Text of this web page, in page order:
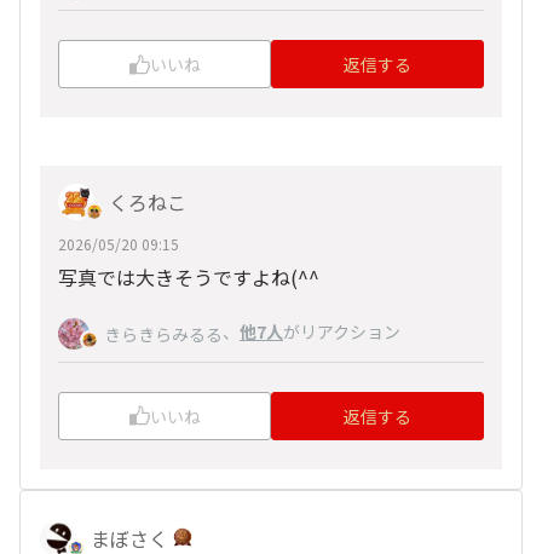
いいね 返信する
くろねこ
2026/05/20 09:15
写真では大きそうですよね(^^
きらきらみるる、 他7人がリアクション
いいね 返信する
まぼさく